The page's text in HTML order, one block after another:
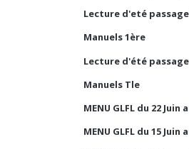
Lecture d'eté
Manuels 1ère
Lecture d'été
Manuels Tle
MENU GLFL du 22 Juin
MENU GLFL du 15 Juin